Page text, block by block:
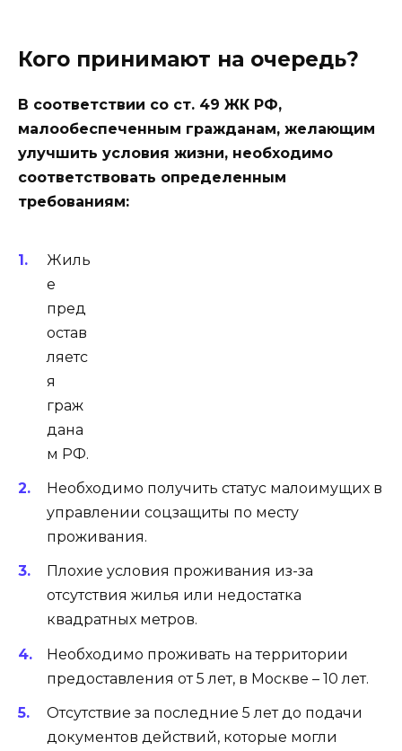
Кого принимают на очередь?
В соответствии со ст. 49 ЖК РФ,
малообеспеченным гражданам, желающим
улучшить условия жизни, необходимо
соответствовать определенным
требованиям:
Жиль
е
пред
остав
ляетс
я
граж
дана
м РФ.
Необходимо получить статус малоимущих в
управлении соцзащиты по месту
проживания.
Плохие условия проживания из-за
отсутствия жилья или недостатка
квадратных метров.
Необходимо проживать на территории
предоставления от 5 лет, в Москве – 10 лет.
Отсутствие за последние 5 лет до подачи
документов действий, которые могли